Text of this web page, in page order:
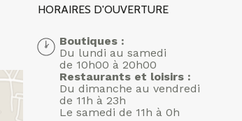
HORAIRES D'OUVERTURE
Boutiques :
Du lundi au samedi
de 10h00 à 20h00
Restaurants et loisirs :
Du dimanche au vendredi
de 11h à 23h
Le samedi de 11h à 0h